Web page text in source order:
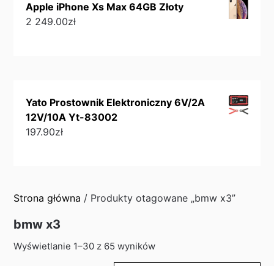
Apple iPhone Xs Max 64GB Złoty
2 249.00zł
Yato Prostownik Elektroniczny 6V/2A
12V/10A Yt-83002
197.90zł
Strona główna / Produkty otagowane „bmw x3”
bmw x3
Wyświetlanie 1–30 z 65 wynikówSorted